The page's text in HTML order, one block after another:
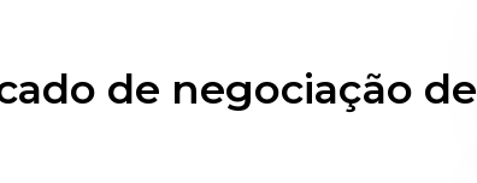
de negociação de